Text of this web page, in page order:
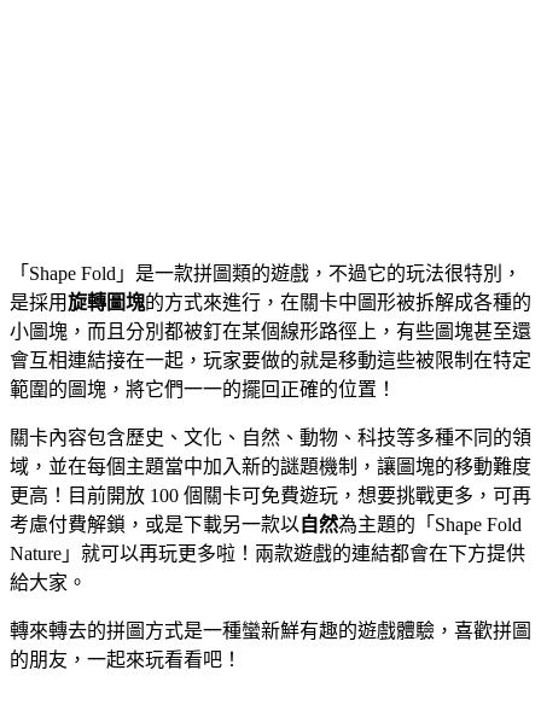
「Shape Fold」是一款拼圖類的遊戲，不過它的玩法很特別，
是採用旋轉圖塊的方式來進行，在關卡中圖形被拆解成各種的
小圖塊，而且分別都被釘在某個線形路徑上，有些圖塊甚至還
會互相連結接在一起，玩家要做的就是移動這些被限制在特定
範圍的圖塊，將它們一一的擺回正確的位置！
關卡內容包含歷史、文化、自然、動物、科技等多種不同的領
域，並在每個主題當中加入新的謎題機制，讓圖塊的移動難度
更高！目前開放 100 個關卡可免費遊玩，想要挑戰更多，可再
考慮付費解鎖，或是下載另一款以 自然為主題的「Shape Fold
Nature」就可以再玩更多啦！兩款遊戲的連結都會在下方提供
給大家。
轉來轉去的拼圖方式是一種蠻新鮮有趣的遊戲體驗，喜歡拼圖
的朋友，一起來玩看看吧！